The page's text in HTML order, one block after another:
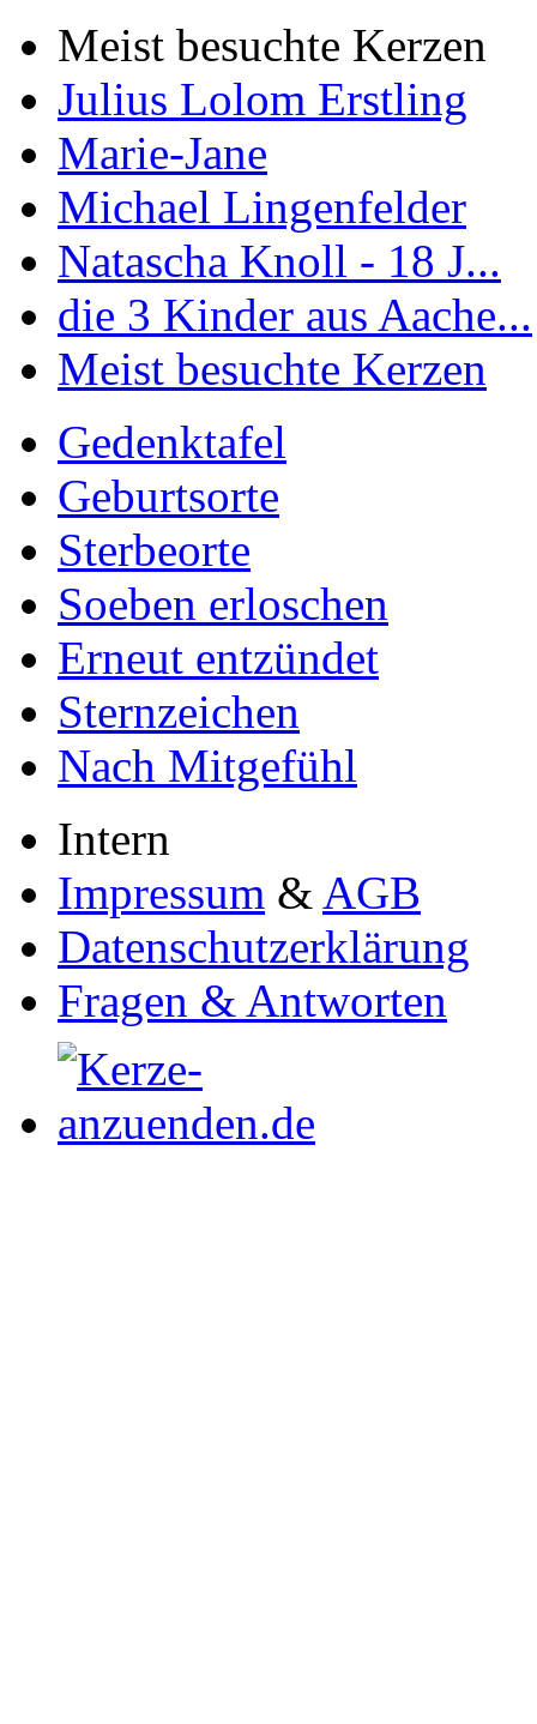
Meist besuchte Kerzen
Julius Lolom Erstling
Marie-Jane
Michael Lingenfelder
Natascha Knoll - 18 J...
die 3 Kinder aus Aache...
Meist besuchte Kerzen
Gedenktafel
Geburtsorte
Sterbeorte
Soeben erloschen
Erneut entzündet
Sternzeichen
Nach Mitgefühl
Intern
Impressum & AGB
Datenschutzerklärung
Fragen & Antworten